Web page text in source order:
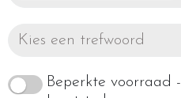
Kies een trefwoord
Beperkte voorraad -